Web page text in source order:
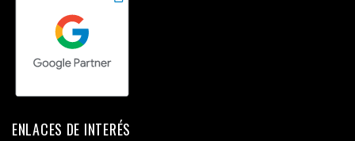
ENLACES DE INTERÉS